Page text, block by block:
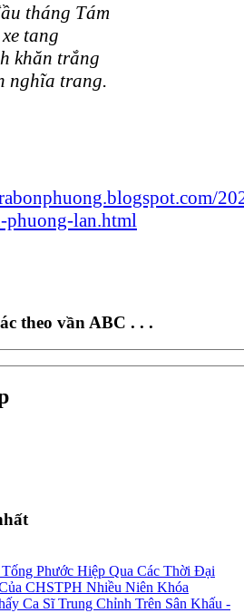
tháng Tám
tang
khăn trắng
nghĩa trang.
phuong-lan.html
theo vần ABC . . .
Phước Hiệp Qua Các Thời Đại
CHSTPH Nhiều Niên Khóa
Ca Sĩ Trung Chỉnh Trên Sân Khấu -